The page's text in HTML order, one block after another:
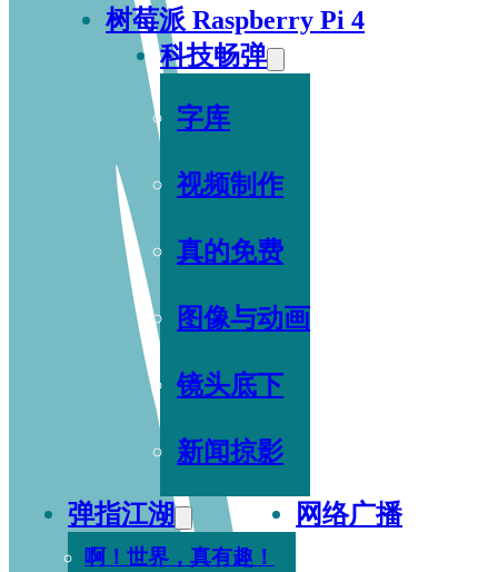
树莓派 Raspberry Pi 4
科技畅弹
字库
视频制作
真的免费
图像与动画
镜头底下
新闻掠影
弹指江湖
啊！世界，真有趣！
网络广播